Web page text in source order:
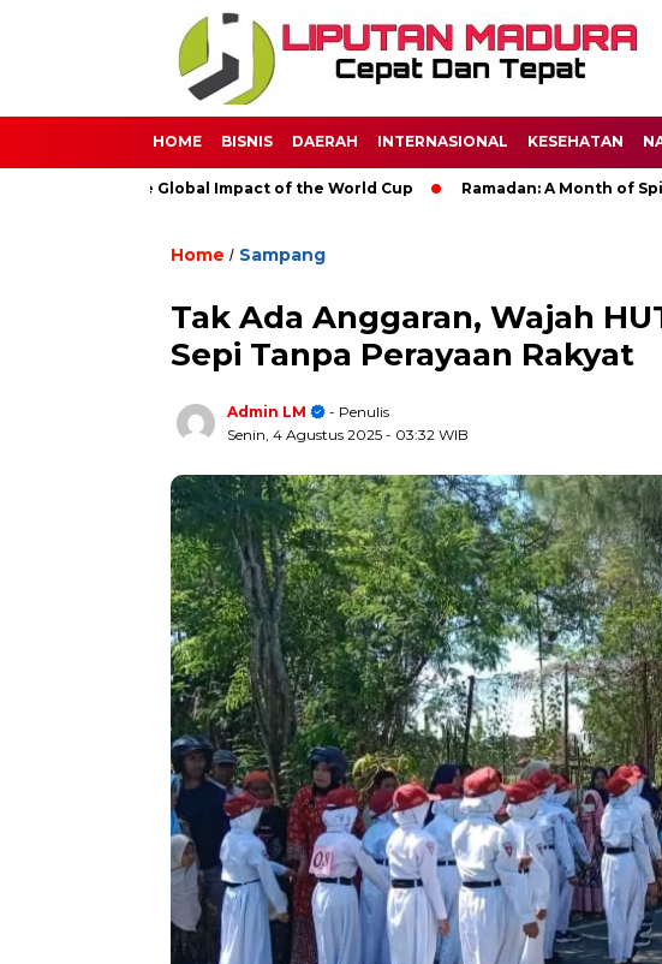
HOME BISNIS DAERAH INTERNASIONAL KESEHATAN
The Global Impact of the World Cup Ramadan: A Month of Spiritual
Home / Sampang
Tak Ada Anggaran, Wajah
Sepi Tanpa Perayaan Rakyat
Admin LM
- Penulis
Senin, 4 Agustus 2025 - 03:32 WIB